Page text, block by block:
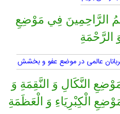
الرَّاحِمِينَ فِي مَوْضِعِ
الرَّحْمَةِ
عالمى در موضع عفو و بخشش
النَّكَالِ وَ النَّقِمَةِ وَ
الْكِبْرِيَاءِ وَ الْعَظَمَةِ